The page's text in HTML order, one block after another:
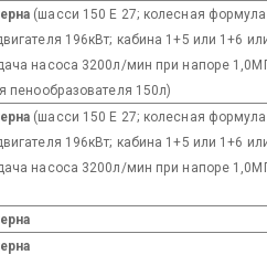
(шасси 150 E 27; колесная
196кВт; кабина 1+5 или 1+6
насоса 3200л/мин при напоре
пенообразователя 150л)
(шасси 150 E 27; колесная
196кВт; кабина 1+5 или 1+6
насоса 3200л/мин при напоре